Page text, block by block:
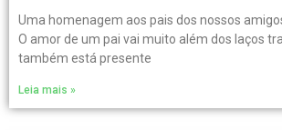
Uma homenagem aos pais dos nossos
O amor de um pai vai muito além dos laços
também está presente
Leia mais »